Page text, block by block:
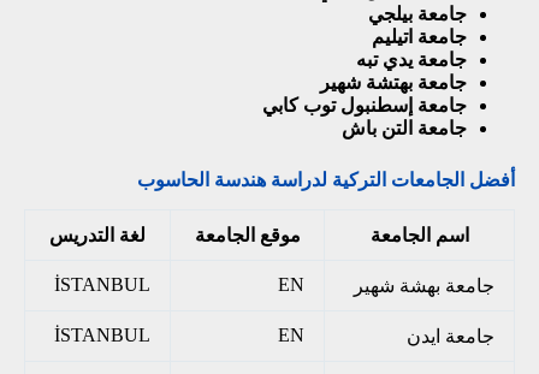
جامعة بيلجي
جامعة اتيليم
جامعة يدي تبه
جامعة بهتشة شهير
جامعة إسطنبول توب كابي
جامعة التن باش
أفضل الجامعات التركية لدراسة هندسة الحاسوب
اسم الجامعة موقع الجامعة لغة التدريس
جامعة بهشة شهير EN
İSTANBUL
جامعة ايدن EN
İSTANBUL